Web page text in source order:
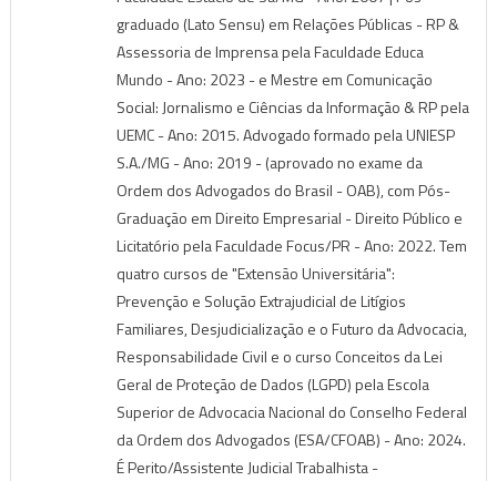
graduado (Lato Sensu) em Relações Públicas - RP &
Assessoria de Imprensa pela Faculdade Educa
Mundo - Ano: 2023 - e Mestre em Comunicação
Social: Jornalismo e Ciências da Informação & RP pela
UEMC - Ano: 2015. Advogado formado pela UNIESP
S.A./MG - Ano: 2019 - (aprovado no exame da
Ordem dos Advogados do Brasil - OAB), com Pós-
Graduação em Direito Empresarial - Direito Público e
Licitatório pela Faculdade Focus/PR - Ano: 2022. Tem
quatro cursos de "Extensão Universitária":
Prevenção e Solução Extrajudicial de Litígios
Familiares, Desjudicialização e o Futuro da Advocacia,
Responsabilidade Civil e o curso Conceitos da Lei
Geral de Proteção de Dados (LGPD) pela Escola
Superior de Advocacia Nacional do Conselho Federal
da Ordem dos Advogados (ESA/CFOAB) - Ano: 2024.
É Perito/Assistente Judicial Trabalhista -